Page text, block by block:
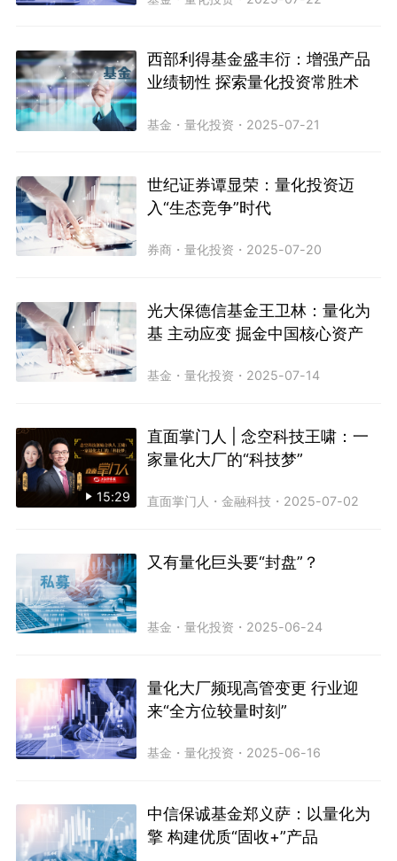
西部利得基金盛丰衍：增强产品
业绩韧性 探索量化投资常胜术
基金 ・量化投资 ・ 2025-07-21
世纪证券谭显荣：量化投资迈
入“生态竞争”时代
券商 ・量化投资 ・ 2025-07-20
光大保德信基金王卫林：量化为
基 主动应变 掘金中国核心资产
基金 ・量化投资 ・ 2025-07-14
15:29
直面掌门人 | 念空科技王啸：一
家量化大厂的“科技梦”
直面掌门人 ・金融科技 ・ 2025-07-02
又有量化巨头要“封盘”？
基金 ・量化投资 ・ 2025-06-24
量化大厂频现高管变更 行业迎
来“全方位较量时刻”
基金 ・量化投资 ・ 2025-06-16
中信保诚基金郑义萨：以量化为
擎 构建优质“固收+”产品